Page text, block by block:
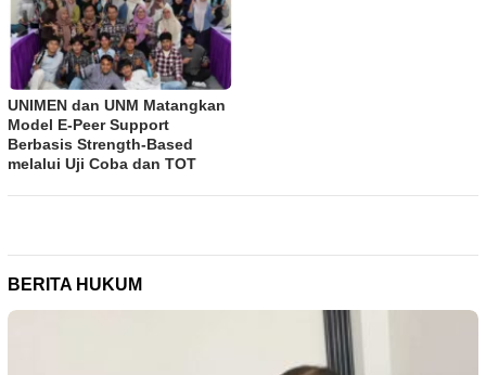
UNIMEN dan UNM Matangkan
Model E-Peer Support
Berbasis Strength-Based
melalui Uji Coba dan TOT
BERITA HUKUM